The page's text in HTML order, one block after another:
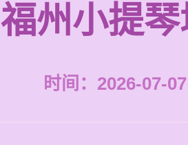
福州小提
时间：2026-07-